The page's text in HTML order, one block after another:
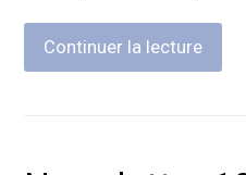
Continuer la lecture